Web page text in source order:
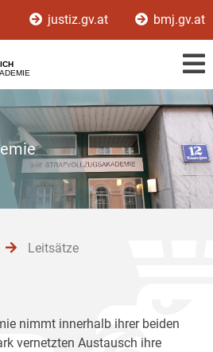
justiz.gv.at bmj.gv.at
Leitsätze
nimmt innerhalb ihrer beiden
vernetzten Austausch ihre